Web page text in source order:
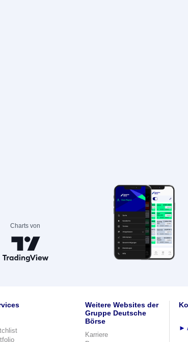
Charts von
Weitere Websites der
Gruppe Deutsche
Börse
Karriere
►